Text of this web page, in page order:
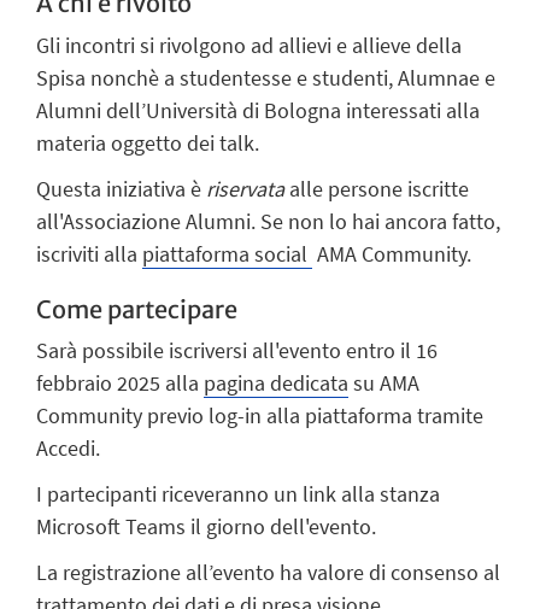
Gli incontri si rivolgono ad allievi e allieve della
Spisa nonchè a studentesse e studenti, Alumnae e
Alumni dell’Università di Bologna interessati alla
materia oggetto dei talk.
Questa iniziativa è riservataalle persone iscritte
all'Associazione Alumni. Se non lo hai ancora fatto,
iscriviti alla piattaforma social AMA Community.
Come partecipare
Sarà possibile iscriversi all'evento entro il 16
febbraio 2025 alla pagina dedicata su AMA
Community previo log-in alla piattaforma tramite
Accedi.
I partecipanti riceveranno un link alla stanza
Microsoft Teams il giorno dell'evento.
La registrazione all’evento ha valore di consenso al